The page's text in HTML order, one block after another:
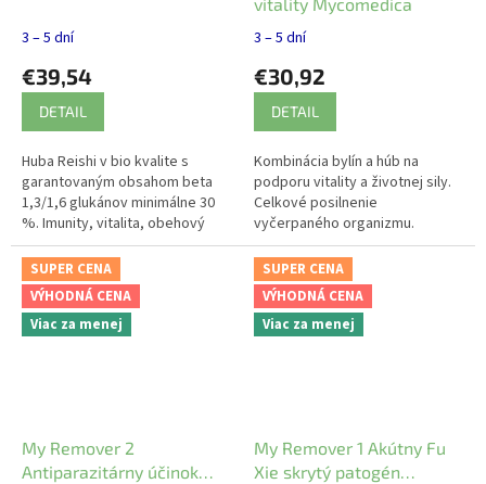
3 – 5 dní
€39,54
DETAIL
Huba Reishi v bio kvalite s
garantovaným obsahom beta
1,3/1,6 glukánov minimálne 30
%. Imunity, vitalita, obehový
systém. Cholesterol.
3 – 5 dní
€30,92
DETAIL
Kombinácia bylín a húb na
podporu vitality a životnej sily.
Celkové posilnenie
vyčerpaného organizmu.
SUPER CENA
VÝHODNÁ CENA
Viac za menej
My Remover 2
Antiparazitárny účinok
SUPER CENA
VÝHODNÁ CENA
Viac za menej
My Remover 1 Akútny Fu
Xie skrytý patogén